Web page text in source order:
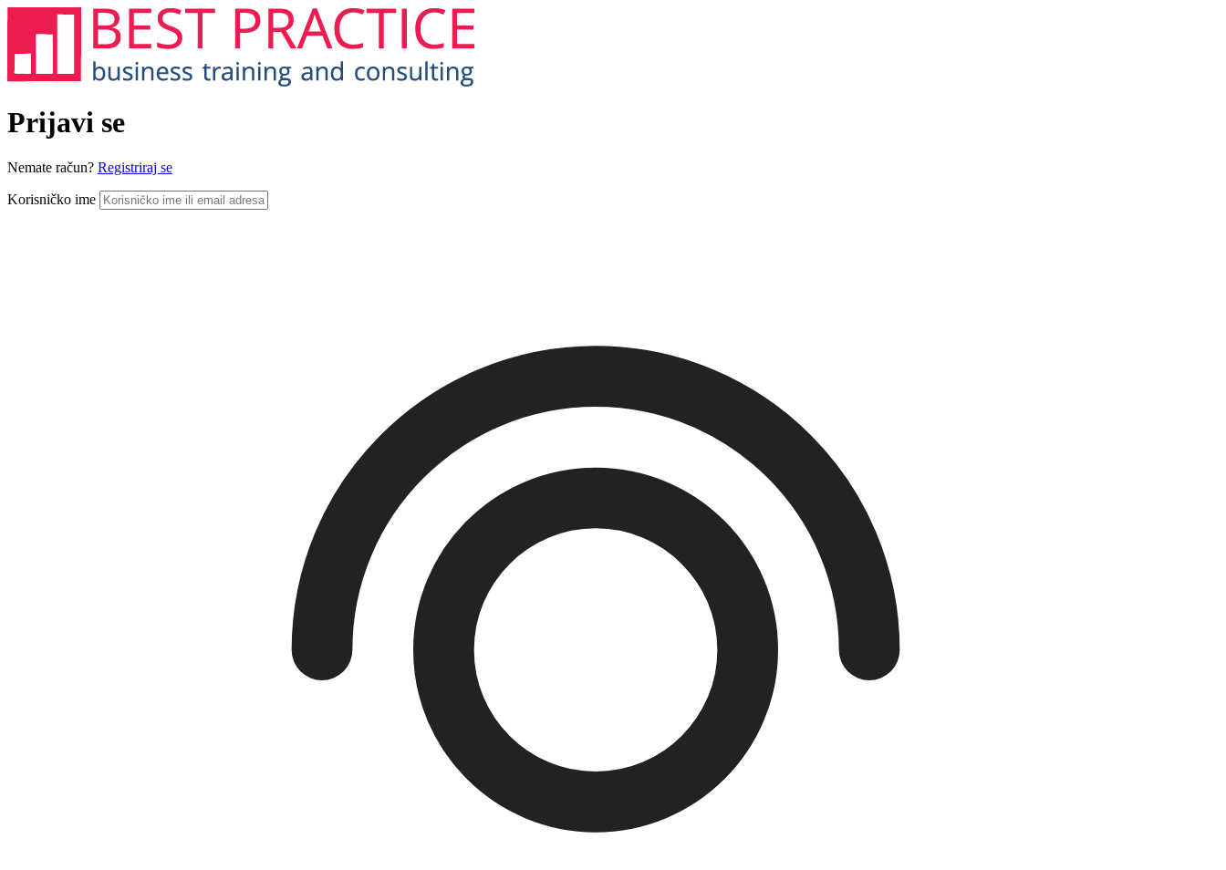
Prijavi se
Nemate račun? Registriraj se
Korisničko ime